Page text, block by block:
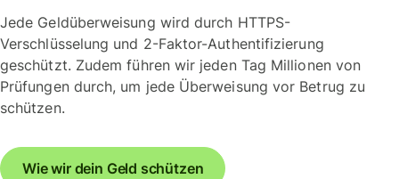
Jede Geldüberweisung wird durch HTTPS-
Verschlüsselung und 2-Faktor-Authentifizierung
geschützt. Zudem führen wir jeden Tag Millionen von
Prüfungen durch, um jede Überweisung vor Betrug zu
schützen.
Wie wir dein Geld schützen